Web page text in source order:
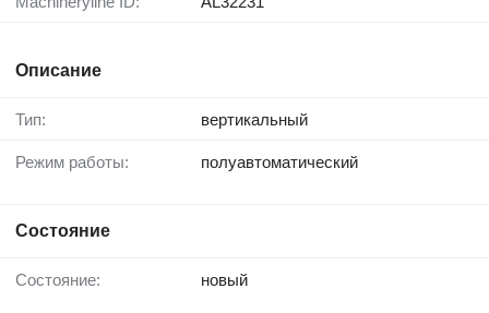
Описание
Тип: вертикальный
Режим работы: полуавтоматический
Состояние
Состояние: новый